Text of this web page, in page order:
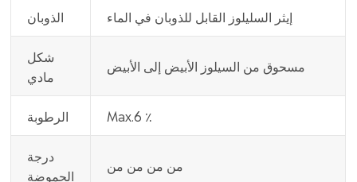
الذوبان إيثر السليلوز القابل للذوبان في الماء
شكل
مادي
مسحوق من السيلوز الأبيض إلى الأبيض
الرطوبة Max.6 ٪
درجة
الحموضة
من من من من